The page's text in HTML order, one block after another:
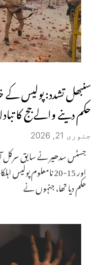
سنبھل تشدد: پولیس
حکم دینے والے جج کا
جنوری 21, 2026
جسٹس سدھیر نے سابق سرکل
اور 15-20 نامعلوم
حکم دیا تھا، جنہوں نے